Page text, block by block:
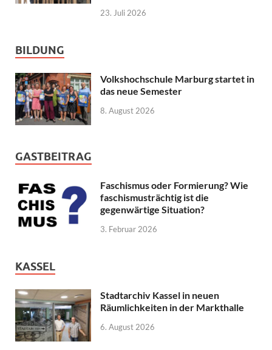
23. Juli 2026
BILDUNG
Volkshochschule Marburg startet in
das neue Semester
8. August 2026
GASTBEITRAG
Faschismus oder Formierung? Wie
faschismusträchtig ist die
gegenwärtige Situation?
3. Februar 2026
KASSEL
Stadtarchiv Kassel in neuen
Räumlichkeiten in der Markthalle
6. August 2026